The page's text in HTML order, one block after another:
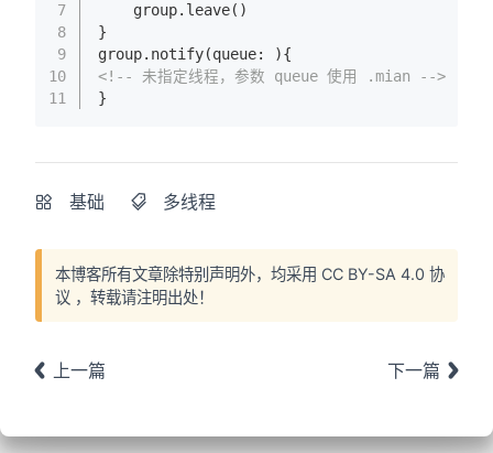
7
8
9
10
11
    group.leave()
}
group.notify(queue: ){
<!-- 未指定线程，参数 queue 使用 .mian -->
}
基础 多线程
本博客所有文章除特别声明外，均采用 CC BY-SA 4.0 协
议 ，转载请注明出处！
上一篇 下一篇